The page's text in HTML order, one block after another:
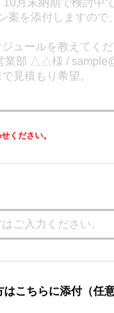
ください。
こちらに添付（任